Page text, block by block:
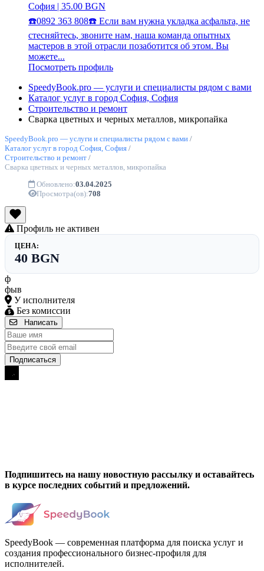
София | 35.00 BGN
☎️0892 363 808☎️ Если вам нужна укладка асфальта, не
стесняйтесь, звоните нам, наша команда опытных
мастеров в этой отрасли позаботится об этом. Вы
можете...
Посмотреть профиль
SpeedyBook.pro — услуги и специалисты рядом с вами
Каталог услуг в город София, София
Строительство и ремонт
Сварка цветных и черных металлов, микропайка
SpeedyBook.pro — услуги и специалисты рядом с вами /
Каталог услуг в город София, София /
Строительство и ремонт /
Сварка цветных и черных металлов, микропайка
Обновлено:03.04.2025
Просмотра(ов):708
Профиль не активен
ЦЕНА:
40 BGN
ф
фыв
У исполнителя
Без комиссии
Написать
Подпишитесь на нашу новостную рассылку и оставайтесь
в курсе последних событий и предложений.
SpeedyBook — современная платформа для поиска услуг и
создания профессионального бизнес-профиля для
исполнителей.